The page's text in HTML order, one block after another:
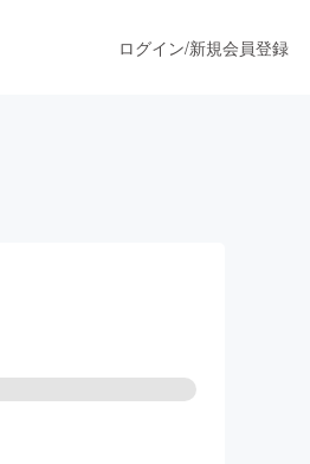
ログイン/新規会員登録